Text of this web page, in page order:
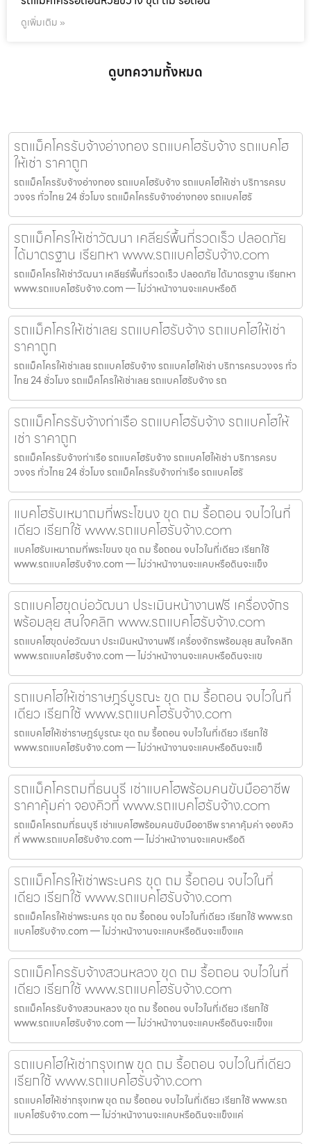
ดูเพิ่มเติม »
ดูบทความทั้งหมด
รถแม็คโครรับจ้างอ่างทอง รถแบคโฮรับจ้าง รถแบคโฮ
ให้เช่า ราคาถูก
รถแม็คโครรับจ้างอ่างทอง รถแบคโฮรับจ้าง รถแบคโฮให้เช่า บริการครบ
วงจร ทั่วไทย 24 ชั่วโมง รถแม็คโครรับจ้างอ่างทอง รถแบคโฮรั
รถแม็คโครให้เช่าวัฒนา เคลียร์พื้นที่รวดเร็ว ปลอดภัย
ได้มาตรฐาน เรียกหา www.รถแบคโฮรับจ้าง.com
รถแม็คโครให้เช่าวัฒนา เคลียร์พื้นที่รวดเร็ว ปลอดภัย ได้มาตรฐาน เรียกหา
www.รถแบคโฮรับจ้าง.com — ไม่ว่าหน้างานจะแคบหรือดิ
รถแม็คโครให้เช่าเลย รถแบคโฮรับจ้าง รถแบคโฮให้เช่า
ราคาถูก
รถแม็คโครให้เช่าเลย รถแบคโฮรับจ้าง รถแบคโฮให้เช่า บริการครบวงจร ทั่ว
ไทย 24 ชั่วโมง รถแม็คโครให้เช่าเลย รถแบคโฮรับจ้าง รถ
รถแม็คโครรับจ้างท่าเรือ รถแบคโฮรับจ้าง รถแบคโฮให้
เช่า ราคาถูก
รถแม็คโครรับจ้างท่าเรือ รถแบคโฮรับจ้าง รถแบคโฮให้เช่า บริการครบ
วงจร ทั่วไทย 24 ชั่วโมง รถแม็คโครรับจ้างท่าเรือ รถแบคโฮรั
แบคโฮรับเหมาถมที่พระโขนง ขุด ถม รื้อถอน จบไวในที่
เดียว เรียกใช้ www.รถแบคโฮรับจ้าง.com
แบคโฮรับเหมาถมที่พระโขนง ขุด ถม รื้อถอน จบไวในที่เดียว เรียกใช้
www.รถแบคโฮรับจ้าง.com — ไม่ว่าหน้างานจะแคบหรือดินจะแข็ง
รถแบคโฮขุดบ่อวัฒนา ประเมินหน้างานฟรี เครื่องจักร
พร้อมลุย สนใจคลิก www.รถแบคโฮรับจ้าง.com
รถแบคโฮขุดบ่อวัฒนา ประเมินหน้างานฟรี เครื่องจักรพร้อมลุย สนใจคลิก
www.รถแบคโฮรับจ้าง.com — ไม่ว่าหน้างานจะแคบหรือดินจะแข
รถแบคโฮให้เช่าราษฎร์บูรณะ ขุด ถม รื้อถอน จบไวในที่
เดียว เรียกใช้ www.รถแบคโฮรับจ้าง.com
รถแบคโฮให้เช่าราษฎร์บูรณะ ขุด ถม รื้อถอน จบไวในที่เดียว เรียกใช้
www.รถแบคโฮรับจ้าง.com — ไม่ว่าหน้างานจะแคบหรือดินจะแข็
รถแม็คโครถมที่ธนบุรี เช่าแบคโฮพร้อมคนขับมืออาชีพ
ราคาคุ้มค่า จองคิวที่ www.รถแบคโฮรับจ้าง.com
รถแม็คโครถมที่ธนบุรี เช่าแบคโฮพร้อมคนขับมืออาชีพ ราคาคุ้มค่า จองคิว
ที่ www.รถแบคโฮรับจ้าง.com — ไม่ว่าหน้างานจะแคบหรือดิ
รถแม็คโครให้เช่าพระนคร ขุด ถม รื้อถอน จบไวในที่
เดียว เรียกใช้ www.รถแบคโฮรับจ้าง.com
รถแม็คโครให้เช่าพระนคร ขุด ถม รื้อถอน จบไวในที่เดียว เรียกใช้ www.รถ
แบคโฮรับจ้าง.com — ไม่ว่าหน้างานจะแคบหรือดินจะแข็งแค
รถแม็คโครรับจ้างสวนหลวง ขุด ถม รื้อถอน จบไวในที่
เดียว เรียกใช้ www.รถแบคโฮรับจ้าง.com
รถแม็คโครรับจ้างสวนหลวง ขุด ถม รื้อถอน จบไวในที่เดียว เรียกใช้
www.รถแบคโฮรับจ้าง.com — ไม่ว่าหน้างานจะแคบหรือดินจะแข็งแ
รถแบคโฮให้เช่ากรุงเทพ ขุด ถม รื้อถอน จบไวในที่เดียว
เรียกใช้ www.รถแบคโฮรับจ้าง.com
รถแบคโฮให้เช่ากรุงเทพ ขุด ถม รื้อถอน จบไวในที่เดียว เรียกใช้ www.รถ
แบคโฮรับจ้าง.com — ไม่ว่าหน้างานจะแคบหรือดินจะแข็งแค่